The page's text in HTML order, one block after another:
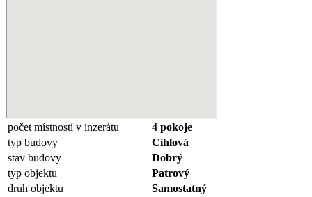
počet místností v inzerátu
4 pokoje
typ budovy
Cihlová
stav budovy
Dobrý
typ objektu
Patrový
druh objektu
Samostatný